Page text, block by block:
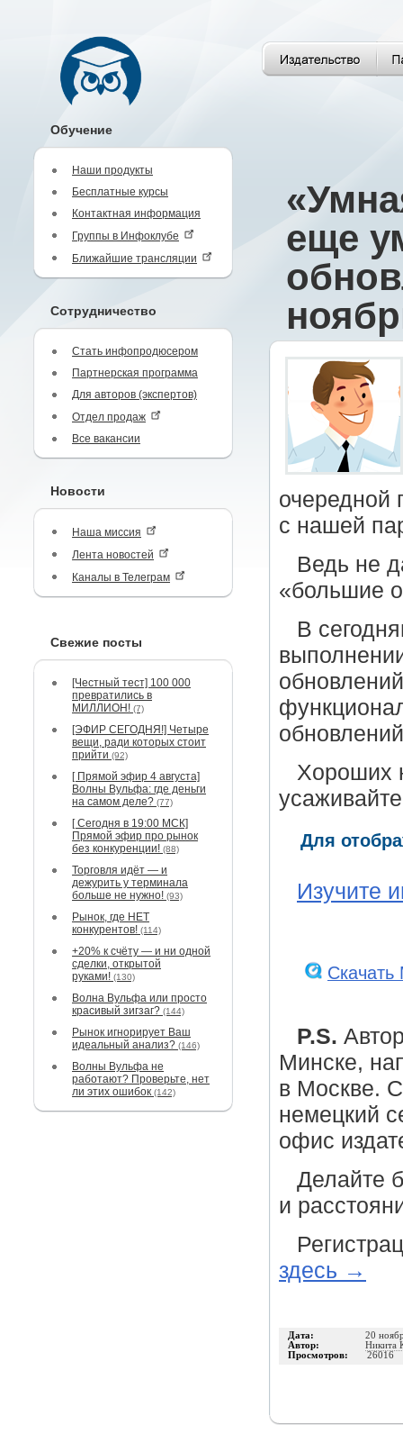
Обучение
Наши продукты
Бесплатные курсы
Контактная информация
Группы в Инфоклубе
Ближайшие трансляции
Сотрудничество
Стать инфопродюсером
Партнерская программа
Для авторов (экспертов)
Отдел продаж
Все вакансии
Новости
Наша миссия
Лента новостей
Каналы в Телеграм
Свежие посты
[Честный тест] 100 000
превратились в
МИЛЛИОН! (7)
[ЭФИР СЕГОДНЯ!] Четыре
вещи, ради которых стоит
прийти (92)
[ Прямой эфир 4 августа]
Волны Вульфа: где деньги
на самом деле? (77)
[ Сегодня в 19:00 МСК]
Прямой эфир про рынок
без конкуренции! (88)
Торговля идёт — и
дежурить у терминала
больше не нужно! (93)
Рынок, где НЕТ
конкурентов! (114)
+20% к счёту — и ни одной
сделки, открытой
руками! (130)
Волна Вульфа или просто
красивый зигзаг? (144)
Рынок игнорирует Ваш
идеальный анализ? (146)
Волны Вульфа не
работают? Проверьте, нет
ли этих ошибок (142)
еще
очередной
с нашей
Ведь не
«большие
В
Хороших
Для
Изучите
P.S.
Минске,
в Москве.
немецкий
офис
Делайте
и
здесь →
Дата: 20
Автор: Никита
Просмотров: 26016